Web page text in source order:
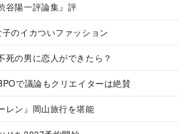
谷陽一評論集』評
子のイカついファッション
死の男に恋人ができたら？
で議論もクリエイターは絶賛
レン』岡山旅行を堪能